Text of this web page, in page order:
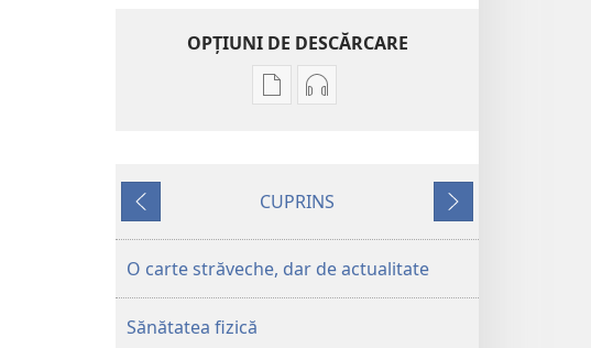
OPŢIUNI DE DESCĂRCARE
Opțiuni
publicații
VĂ!
Te
Opțiuni
materiale
TREZIȚI-
VĂ!
Anterior
CUPRINS
Următorul
O carte străveche, dar de actualitate
Sănătatea fizică